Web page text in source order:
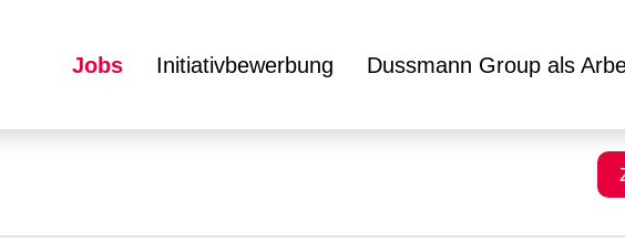
Jobs Initiativbewerbung Dussmann Group als